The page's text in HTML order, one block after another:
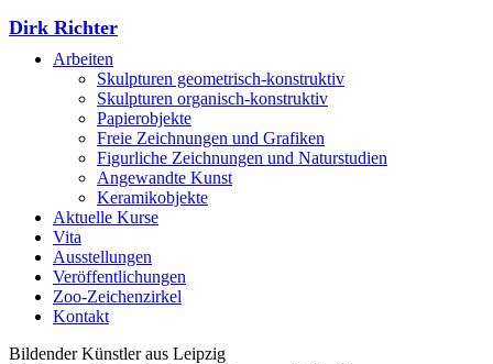
Dirk Richter
Arbeiten
Skulpturen geometrisch-konstruktiv
Skulpturen organisch-konstruktiv
Papierobjekte
Freie Zeichnungen und Grafiken
Figurliche Zeichnungen und Naturstudien
Angewandte Kunst
Keramikobjekte
Aktuelle Kurse
Vita
Ausstellungen
Veröffentlichungen
Zoo-Zeichenzirkel
Kontakt
Bildender Künstler aus Leipzig